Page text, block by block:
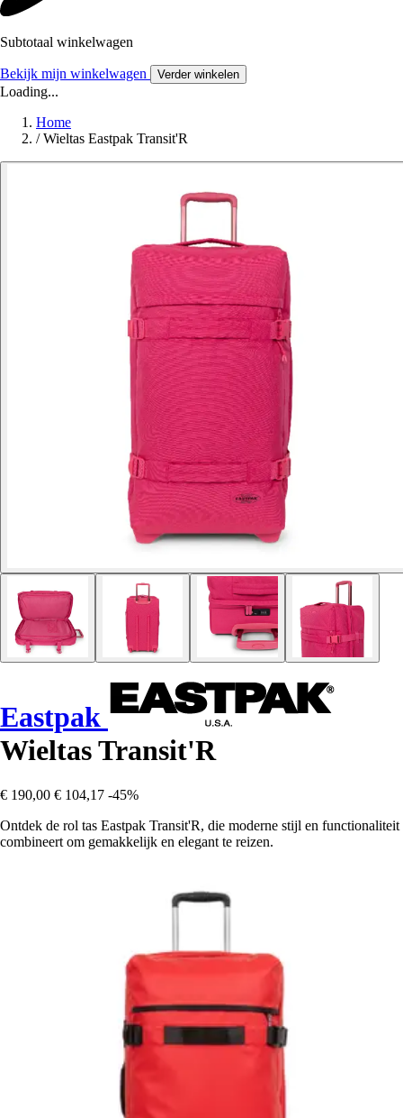
Subtotaal winkelwagen
Bekijk mijn winkelwagen Verder winkelen
Loading...
Home
/ Wieltas Eastpak Transit'R
Eastpak
Wieltas Transit'R
€ 190,00 € 104,17 -45%
Ontdek de rol tas Eastpak Transit'R, die moderne stijl en functionaliteit
combineert om gemakkelijk en elegant te reizen.